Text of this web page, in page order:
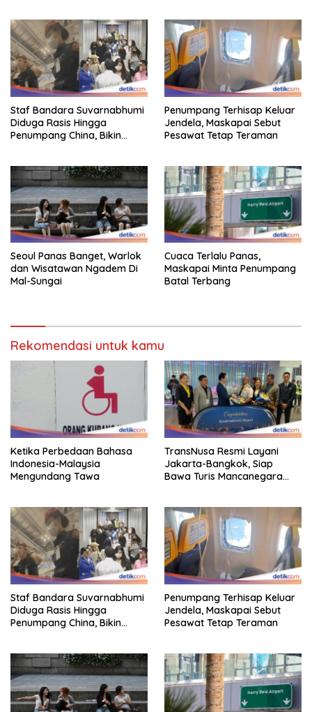
Staf Bandara Suvarnabhumi
Diduga Rasis Hingga
Penumpang China, Bikin
Penumpang Terhisap Keluar
Jendela, Maskapai Sebut
Pesawat Tetap Teraman
Seoul Panas Banget, Warlok
dan Wisatawan Ngadem Di
Mal-Sungai
Cuaca Terlalu Panas,
Maskapai Minta Penumpang
Batal Terbang
Rekomendasi untuk kamu
Ketika Perbedaan Bahasa
Indonesia-Malaysia
Mengundang Tawa
TransNusa Resmi Layani
Jakarta-Bangkok, Siap
Bawa Turis Mancanegara
Staf Bandara Suvarnabhumi
Diduga Rasis Hingga
Penumpang China, Bikin
Penumpang Terhisap Keluar
Jendela, Maskapai Sebut
Pesawat Tetap Teraman